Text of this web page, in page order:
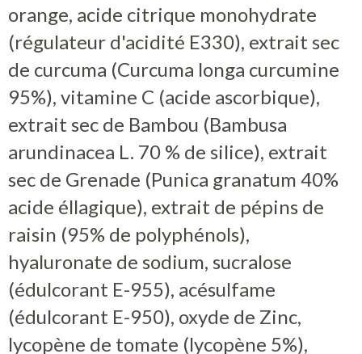
orange, acide citrique monohydrate
(régulateur d'acidité E330), extrait sec
de curcuma (Curcuma longa curcumine
95%), vitamine C (acide ascorbique),
extrait sec de Bambou (Bambusa
arundinacea L. 70 % de silice), extrait
sec de Grenade (Punica granatum 40%
acide éllagique), extrait de pépins de
raisin (95% de polyphénols),
hyaluronate de sodium, sucralose
(édulcorant E-955), acésulfame
(édulcorant E-950), oxyde de Zinc,
lycopène de tomate (lycopène 5%),